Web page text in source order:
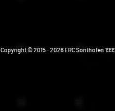
Copyright © 2015 - 2026 ERC Sonthofen